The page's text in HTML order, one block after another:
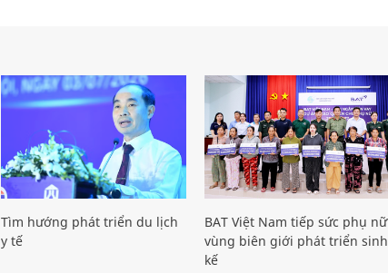
Tìm hướng phát triển du lịch
y tế
BAT Việt Nam tiếp sức phụ nữ
vùng biên giới phát triển sinh
kế